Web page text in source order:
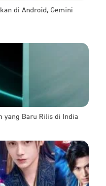
di Android, Gemini
yang Baru Rilis di India